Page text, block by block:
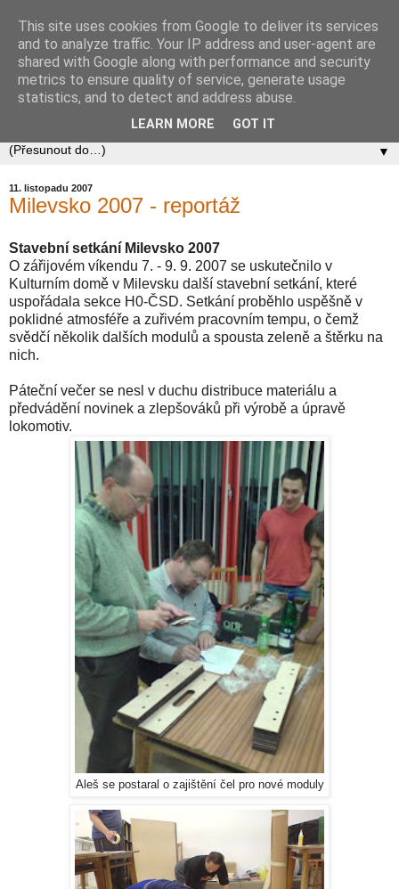
Zababov H0
Spolek Zababov - spolek železničních modelářů zabývající
se stavbou modelové železnice v měřítku 1:87.
▼
11. listopadu 2007
Milevsko 2007 - reportáž
Stavební setkání Milevsko 2007
O zářijovém víkendu 7. - 9. 9. 2007 se uskutečnilo v
Kulturním domě v Milevsku další stavební setkání, které
uspořádala sekce H0-ČSD. Setkání proběhlo uspěšně v
poklidné atmosféře a zuřivém pracovním tempu, o čemž
svědčí několik dalších modulů a spousta zeleně a štěrku na
nich.
Páteční večer se nesl v duchu distribuce materiálu a
předvádění novinek a zlepšováků při výrobě a úpravě
lokomotiv.
Aleš se postaral o zajištění čel pro nové moduly
This site uses cookies from Google to deliver its services
and to analyze traffic. Your IP address and user-agent are
shared with Google along with performance and security
metrics to ensure quality of service, generate usage
statistics, and to detect and address abuse.
LEARN MORE GOT IT